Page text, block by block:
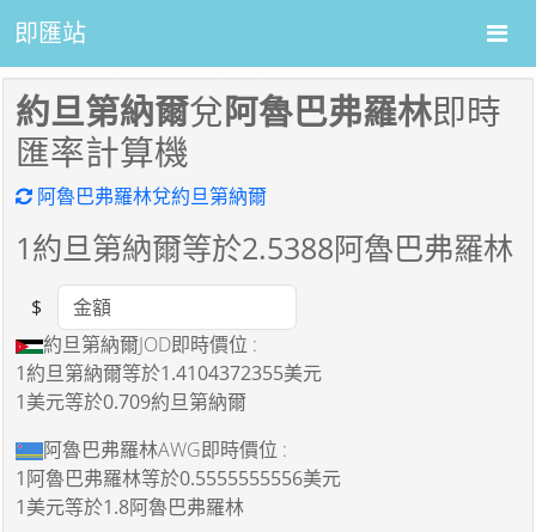
即匯站
約旦第納爾兌阿魯巴弗羅林即時
匯率計算機
阿魯巴弗羅林兌約旦第納爾
1約旦第納爾等於2.5388阿魯巴弗羅林
Amount
$
約旦第納爾JOD即時價位 :
1約旦第納爾等於1.4104372355美元
1美元等於0.709約旦第納爾
阿魯巴弗羅林AWG即時價位 :
1阿魯巴弗羅林等於0.5555555556美元
1美元等於1.8阿魯巴弗羅林